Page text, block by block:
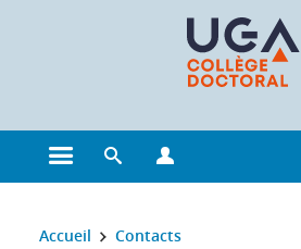
Ouvrir le menu principal
Ouvrir le moteur de recherche
Vous êtes ici :
Accueil Contacts